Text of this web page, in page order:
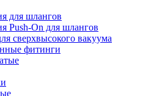
для шлангов
Push-On для шлангов
сверхвысокого вакуума
фитинги